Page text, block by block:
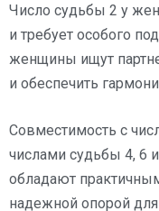
Число судьбы 2 у
и требует особого
женщины ищут
и обеспечить
Совместимость с
числами судьбы 4, 6
обладают
надежной опорой